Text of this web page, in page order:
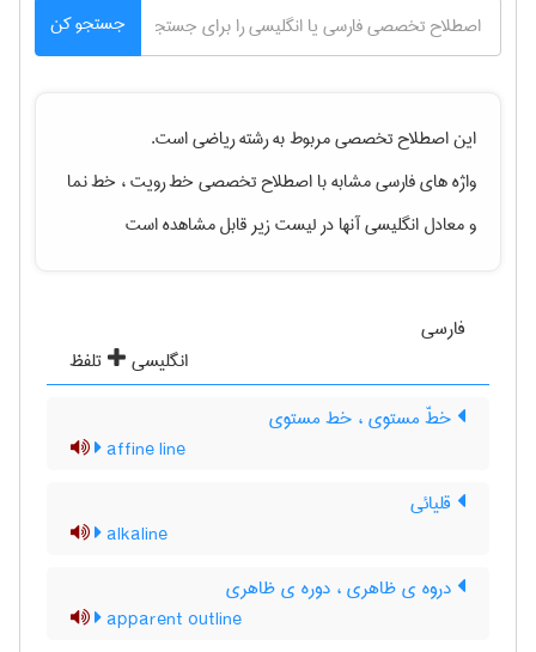
جستجو کن
این اصطلاح تخصصی مربوط به رشتهرياضیاست.
واژه های فارسی مشابه با اصطلاح تخصصیخط رویت ، خط نما
و معادل انگلیسی آنها در لیست زیر قابل مشاهده است
فارسی
انگلیسی
تلفظ
خطّ مستوی ، خط مستوی
affine line
قلیائی
alkaline
دروه ی ظاهری ، دوره ی ظاهری
apparent outline